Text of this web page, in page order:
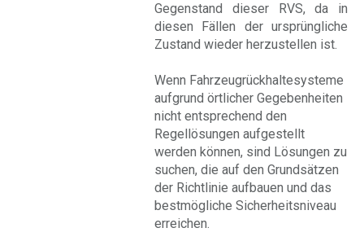
Gegenstand dieser RVS, da in
diesen Fällen der ursprüngliche
Zustand wieder herzustellen ist.
Wenn Fahrzeugrückhaltesysteme
aufgrund örtlicher Gegebenheiten
nicht entsprechend den
Regellösungen aufgestellt
werden können, sind Lösungen zu
suchen, die auf den Grundsätzen
der Richtlinie aufbauen und das
bestmögliche Sicherheitsniveau
erreichen.